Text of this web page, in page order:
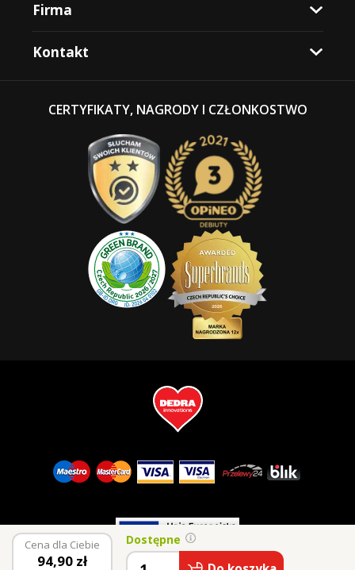
Cena dla Ciebie
94,90 zł
Dostępne
Firma
Kontakt
CERTYFIKATY, NAGRODY I CZŁONKOSTWO
© 2026 Vaše Dedra, s.r.o.